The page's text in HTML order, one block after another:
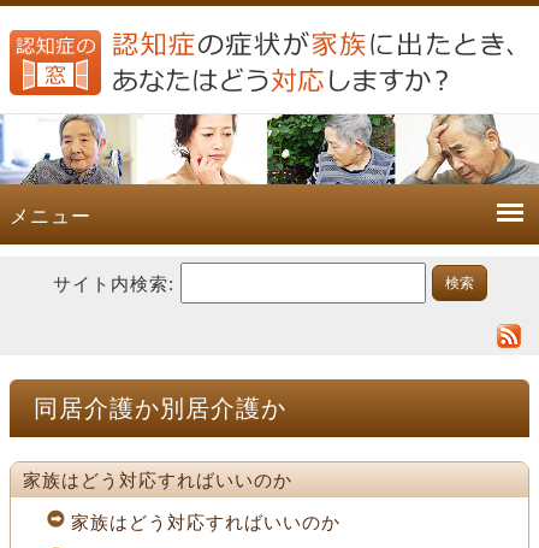
メニュー
サイト内検索:
同居介護か別居介護か
家族はどう対応すればいいのか
家族はどう対応すればいいのか